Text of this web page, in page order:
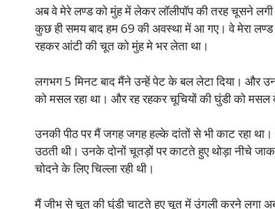
अब वे मेरे लण्ड को मुंह में लेकर लॉलीपॉप की तरह चूसने
कुछ ही समय बाद हम 69 की अवस्था में आ गए। वे मेरा
रहकर आंटी की चूत को मुंह मे भर लेता था।
लगभग 5 मिनट बाद मैंने उन्हें पेट के बल लेटा दिया। और
को मसल रहा था। और रह रहकर चूचियों की घुंडी को
उनकी पीठ पर मैं जगह जगह हल्के दांतों से भी काट रहा
उठती थी। उनके दोनों चूतड़ों पर काटते हुए थोड़ा नीचे
चोदने के लिए चिल्ला रही थी।
मैं जीभ से चूत की घुंडी चाटते हुए चूत में उंगली करने लगा